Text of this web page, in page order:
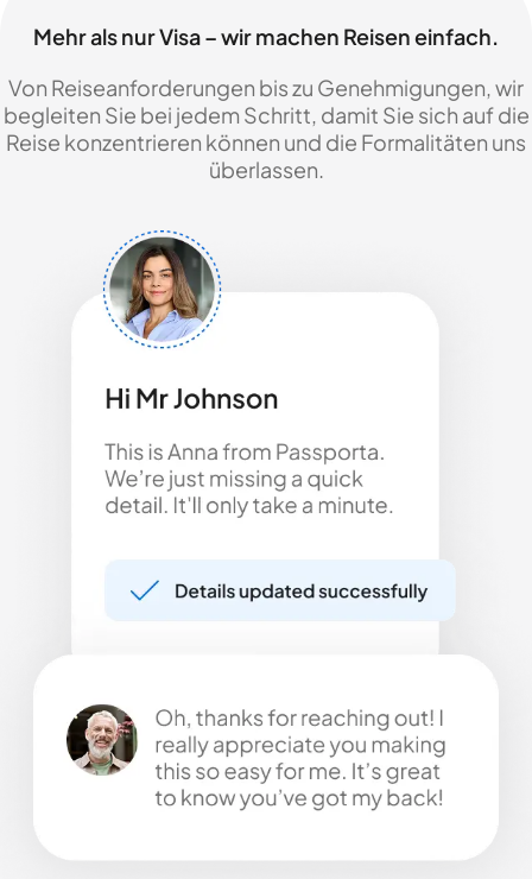
Mehr als nur Visa – wir machen Reisen einfach.
Von Reiseanforderungen bis zu Genehmigungen, wir
begleiten Sie bei jedem Schritt, damit Sie sich auf die
Reise konzentrieren können und die Formalitäten uns
überlassen.